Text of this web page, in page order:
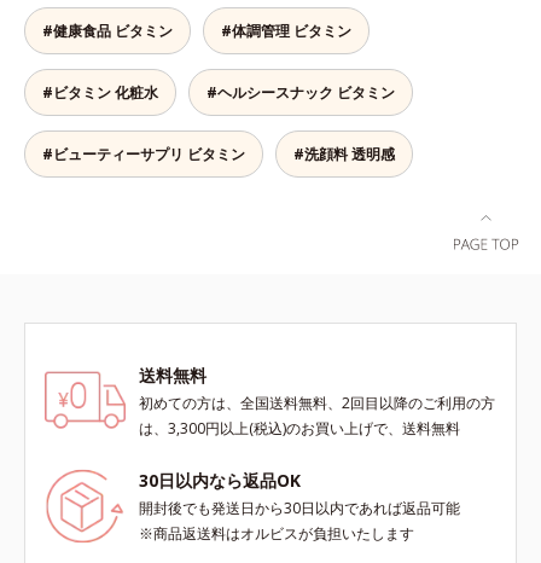
肌を引き締め、キメを整える成分*5
皮脂・汚れの除去による
の除去*5 すべての方に皮膚刺激が
おきないというわけではありません
※敏感肌対象パッチテスト済（すべ
ての人に皮膚刺激がおきないという
わかりました。そこでオルビス ブ
ライト シリーズは「メラニンにじ
み」に着目して「高圧処理ビタミン
C(*7)」を採用。肌奥(*5)まで浸透
し、シミやソバカスの原因となるメ
ラニンの生成を食い止めます。また
オルビス独自成分の「ブライトVC
性、2種の保湿成分も配合し、透明
のアプローチによって、肌本来の輝
きを生かして澄み渡る、輝き透明肌
を叶えます。L＝さっぱりタイプ
イプ（普通肌～乾性肌）*1 メラニ
ンの生成を抑え、シミ・ソバカスを
防ぐ*2 日本化粧品業界で初めてメ
ラニンの第三のルートに着目し、日
透明感のなさなどの「面」での透明
感を阻害する原因を引き起こしてい
ることがわかりました。そこでオル
ビス ブライト シリーズは「メラニ
ンにじみ」に着目して「高圧処理ビ
タミンC(*7)」を採用。肌奥(*6)まで
浸透し、シミやソバカスの原因とな
またオルビス独自成分の「ブライト
VCコンプレックス(*8)」が、透明感
みずみずしさをサポートするため
透明感を包括的にサポート。全方位
ケアのアプローチによって、肌本来
明肌を叶えます。L＝さっぱりタイ
プ（脂性肌～普通肌）M＝しっとり
タイプ（普通肌～乾性肌）*1 シ
#健康食品 ビタミン #体調管理 ビタミン
#ビタミン 化粧水 #ヘルシースナック ビタミン
#ビューティーサプリ ビタミン #洗顔料 透明感
送料無料
初めての方は、全国送料無料、2回目以降のご利用の方
は、3,300円以上(税込)のお買い上げで、送料無料
30日以内なら返品OK
開封後でも発送日から30日以内であれば返品可能
※商品返送料はオルビスが負担いたします